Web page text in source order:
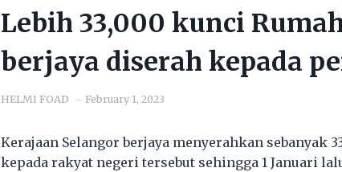
Lebih 33,000 kunci
berjaya diserah kepada
HELMI FOAD February 1, 2023
Kerajaan Selangor berjaya menyerahkan sebanyak
kepada rakyat negeri tersebut sehingga 1 Januari